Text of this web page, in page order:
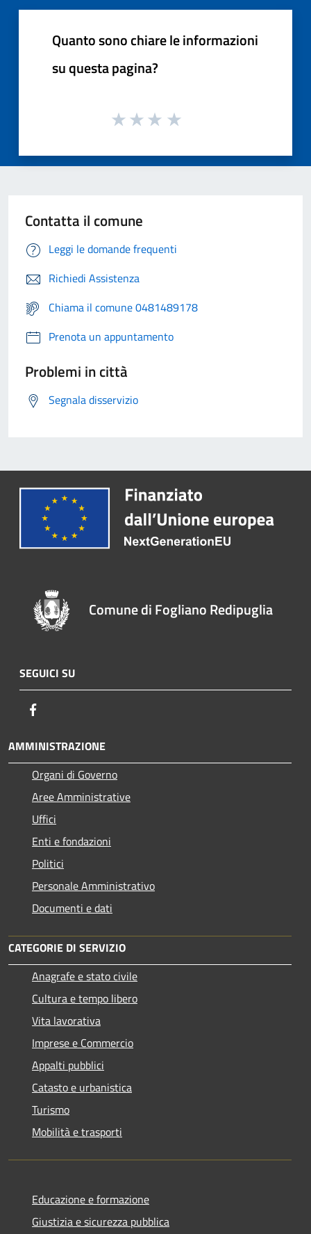
Quanto sono chiare le informazioni
su questa pagina?
Contatta il comune
Leggi le domande frequenti
Richiedi Assistenza
Chiama il comune 0481489178
Prenota un appuntamento
Problemi in città
Segnala disservizio
Comune di Fogliano Redipuglia
SEGUICI SU
AMMINISTRAZIONE
Organi di Governo
Aree Amministrative
Uffici
Enti e fondazioni
Politici
Personale Amministrativo
Documenti e dati
CATEGORIE DI SERVIZIO
Anagrafe e stato civile
Cultura e tempo libero
Vita lavorativa
Imprese e Commercio
Appalti pubblici
Catasto e urbanistica
Turismo
Mobilità e trasporti
Educazione e formazione
Giustizia e sicurezza pubblica